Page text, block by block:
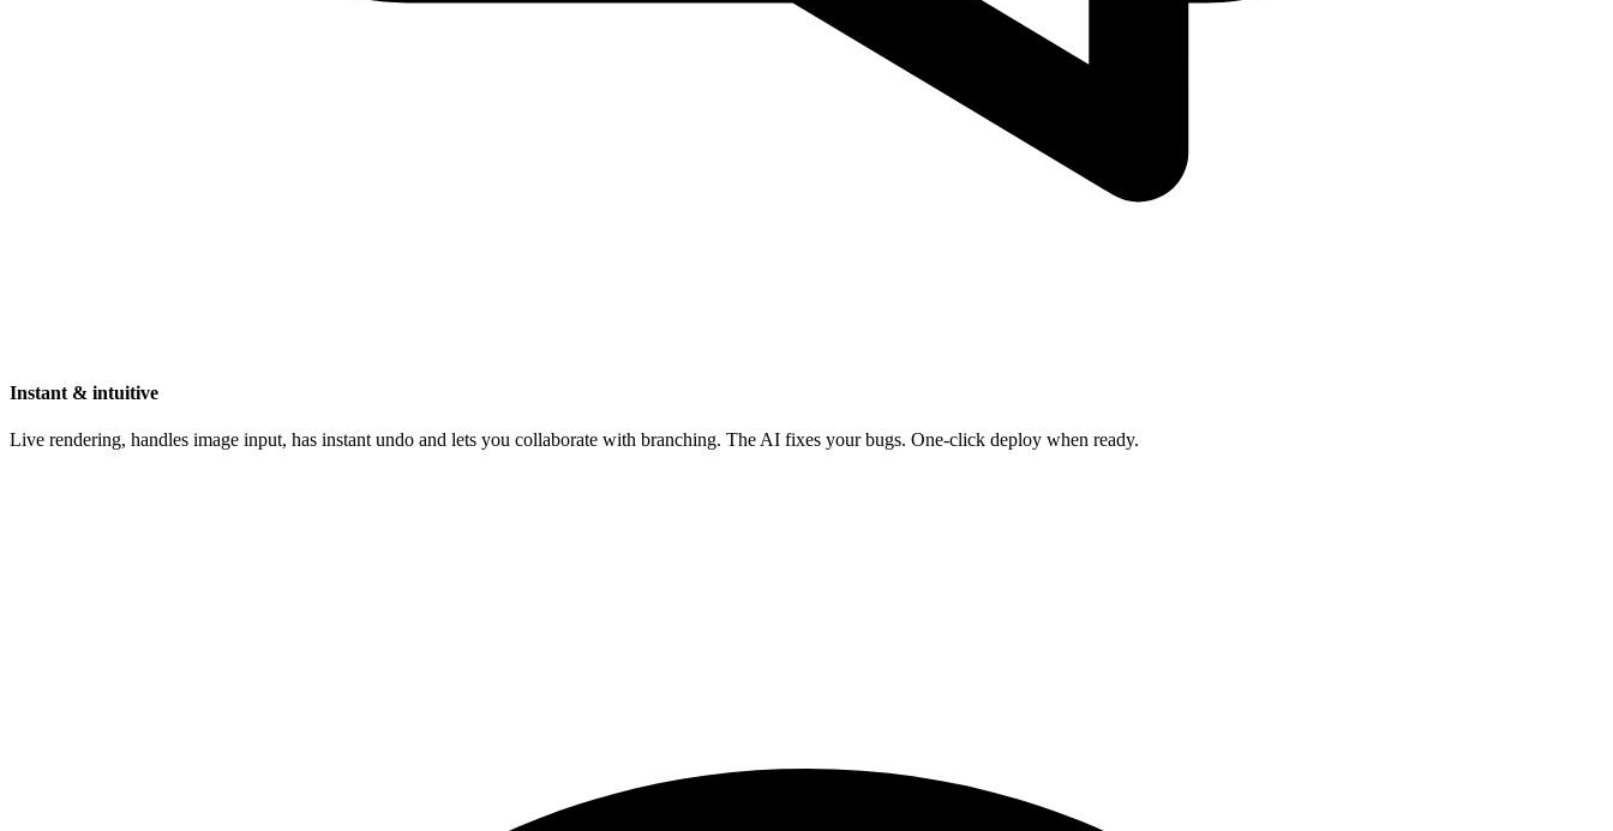
Instant & intuitive
Live rendering, handles image input, has instant undo and lets you collaborate with branching. The AI fixes your bugs. One-click deploy when ready.